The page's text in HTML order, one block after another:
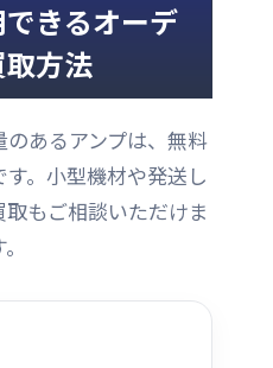
きるオーデ
方法
あるアンプは、無料
。小型機材や発送し
もご相談いただけま